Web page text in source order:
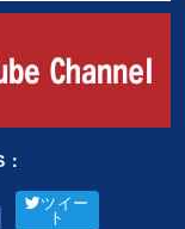
ツイー
ト